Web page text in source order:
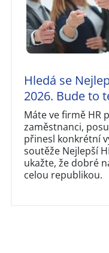
Hledá se
2026. Bude to
Máte ve firmě HR
zaměstnanci,
přinesl konkrétní
soutěže Nejlepší
ukažte, že dobré
celou republikou.